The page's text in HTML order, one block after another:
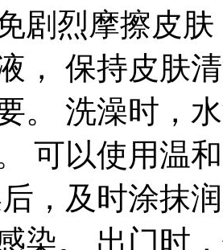
剧烈摩擦皮
， 保持皮肤
。 洗澡时，
可以使用温
，及时涂抹
染。 出门时